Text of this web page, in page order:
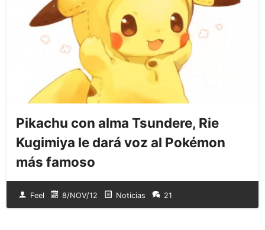
Pikachu con alma Tsundere, Rie
Kugimiya le dará voz al Pokémon
más famoso
Feel 8/NOV/12 Noticias 21